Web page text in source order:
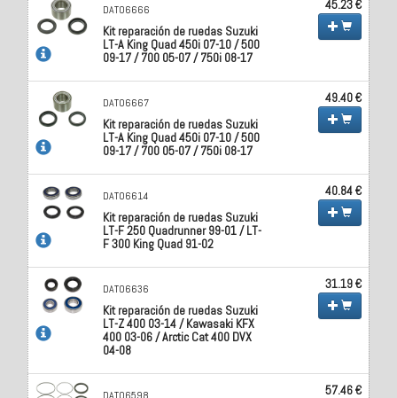
DAT06666
Kit reparación de ruedas Suzuki
LT-A King Quad 450i 07-10 / 500
09-17 / 700 05-07 / 750i 08-17
45.23 €
DAT06667
Kit reparación de ruedas Suzuki
LT-A King Quad 450i 07-10 / 500
09-17 / 700 05-07 / 750i 08-17
49.40 €
DAT06614
Kit reparación de ruedas Suzuki
LT-F 250 Quadrunner 99-01 / LT-
F 300 King Quad 91-02
40.84 €
DAT06636
Kit reparación de ruedas Suzuki
LT-Z 400 03-14 / Kawasaki KFX
400 03-06 / Arctic Cat 400 DVX
04-08
31.19 €
DAT06598 57.46 €